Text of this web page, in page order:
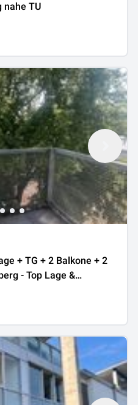
nahe TU
+ TG + 2 Balkone + 2
- Top Lage &